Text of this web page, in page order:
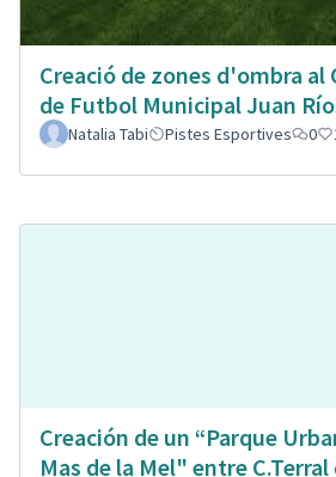
Creació de zones d'ombra al
de Futbol Municipal Juan
Natalia Tabi Pistes Esportives 0
Creación de un “Parque
Mas de la Mel" entre C.Terral